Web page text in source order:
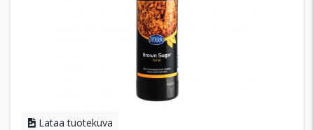
Lataa tuotekuva